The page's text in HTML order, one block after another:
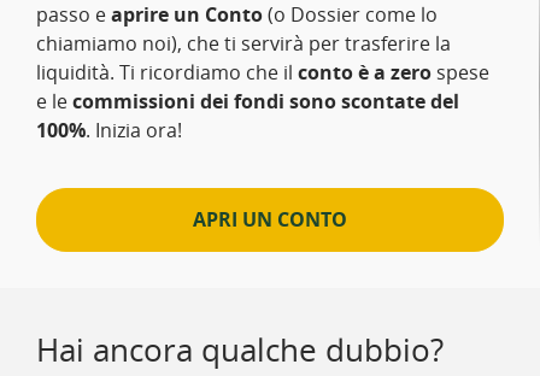
passo eaprire un Conto(o Dossier come lo
chiamiamo noi), che ti servirà per trasferire la
liquidità. Ti ricordiamo che il conto è a zero spese
e lecommissioni dei fondi sono scontate del
100%. Inizia ora!
APRI UN CONTO
Hai ancora qualche dubbio?